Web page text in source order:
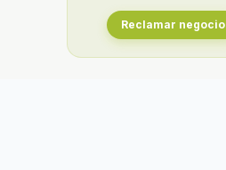
Reclamar negocio